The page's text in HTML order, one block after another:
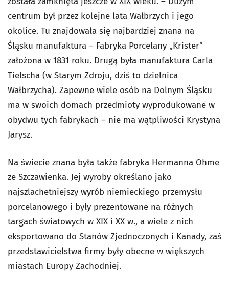
centrum był przez kolejne lata Wałbrzych i jego
okolice. Tu znajdowała się najbardziej znana na
Śląsku manufaktura – Fabryka Porcelany „Krister”
założona w 1831 roku. Drugą była manufaktura Carla
Tielscha (w Starym Zdroju, dziś to dzielnica
Wałbrzycha). Zapewne wiele osób na Dolnym Śląsku
ma w swoich domach przedmioty wyprodukowane w
obydwu tych fabrykach – nie ma wątpliwości Krystyna
Jarysz.
Na świecie znana była także fabryka Hermanna Ohme
ze Szczawienka. Jej wyroby określano jako
najszlachetniejszy wyrób niemieckiego przemysłu
porcelanowego i były prezentowane na różnych
targach światowych w XIX i XX w., a wiele z nich
eksportowano do Stanów Zjednoczonych i Kanady, zaś
przedstawicielstwa firmy były obecne w większych
miastach Europy Zachodniej.